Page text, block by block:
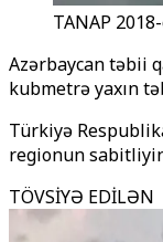
TANAP
Azərbaycan təbii
kubmetrə yaxın
Türkiyə
regionun
TÖVSİYƏ EDİLƏN